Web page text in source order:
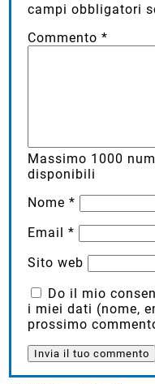
campi obbligatori
Commento*
Massimo 1000
disponibili
Nome*
Email*
Sito web
Do il mio
i miei dati (nome,
prossimo